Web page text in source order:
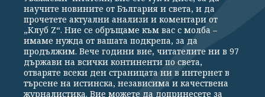
Общи условия
Политика за поверителност
Реклама
Партньори Контакти
За Клуб Z
Екип
Подкрепете ни
научите новините от България и света, и да
прочетете актуални анализи и коментари от
„Клуб Z“. Ние се обръщаме към вас с молба –
имаме нужда от вашата подкрепа, за да
продължим. Вече години вие, читателите ни в 97
държави на всички континенти по света,
отваряте всеки ден страницата ни в интернет в
търсене на истинска, независима и качествена
журналистика. Вие можете да допринесете за